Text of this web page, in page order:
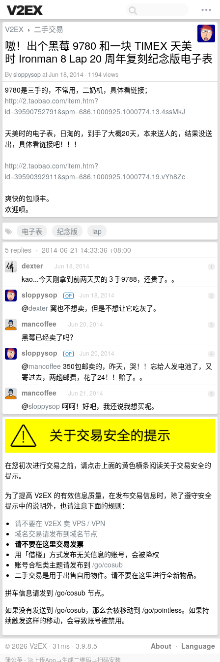
V2EX › 二手交易
嗷！出个黑莓 9780 和一块 TIMEX 天美
时 Ironman 8 Lap 20 周年复刻纪念版电子表
Bysloppysopat Jun 18, 2014 · 1194 views
9780是三手的，不常用，二奶机，具体看链接；
http://2.taobao.com/item.htm?
id=39590752791&spm=686.1000925.1000774.13.4ssMkJ
天美时的电子表，日淘的，到手了大概20天，本来送人的，结果没送
出，具体看链接吧！！！
http://2.taobao.com/item.htm?
id=39590392911&spm=686.1000925.1000774.19.vYh8Zc
爽快的包顺丰。
欢迎喷。
电子表 纪念版
lap
5 replies • 2014-06-21 14:33:36 +08:00
1
dexter Jun 18, 2014
kao...今天刚拿到前两天买的３手9788，还贵了。。
2
sloppysop OP Jun 18, 2014
@dexter 窝也不想卖，但是不想让它吃灰了。
3
mancoffee Jun 20, 2014
黑莓已经卖了吗？
4
sloppysop OP Jun 20, 2014
@mancoffee 350包邮卖的，昨天，哭！！忘给人发电池了，又
寄过去，两趟邮费，花了24！！赔了。。
5
mancoffee Jun 21, 2014
@sloppysop 呵呵！好吧，我还说我想买呢。
在您初次进行交易之前，请点击上面的黄色横条阅读关于交易安全的
提示。
为了提高 V2EX 的有效信息质量，在发布交易信息时，除了遵守安全
提示中的说明外，也请注意下面的规则：
请不要在 V2EX 卖 VPS / VPN
域名交易请发布到域名节点
请不要在这里交易发票
用「借楼」方式发布无关信息的账号，会被降权
账号合租类主题请发布到 /go/cosub
二手交易是用于出售自用物件。请不要在这里进行全新物品。
拼车信息请发到 /go/cosub 节点。
如果没有发送到 /go/cosub，那么会被移动到 /go/pointless。如果持
续触发这样的移动，会导致账号被禁用。
About · Language
© 2026 V2EX · 31ms · 3.9.8.5
蒲公英 - 🚀上传App→生成二维码→扫码安装